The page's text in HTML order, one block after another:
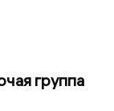
группа